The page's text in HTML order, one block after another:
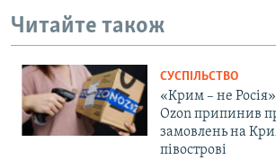
Читайте також
СУСПІЛЬСТВО
«Крим – не
Ozon припинив
замовлень на
півострові